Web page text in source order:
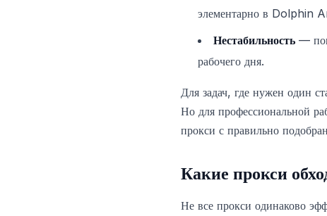
элементарно в Dolphin
Нестабильность —
рабочего дня.
Для задач, где нужен один
Но для профессиональной
прокси с правильно
Какие прокси
Не все прокси одинаково